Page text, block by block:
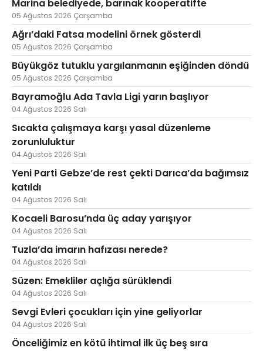
Marina belediyede, barınak kooperatifte
05 Ağustos 2026 Çarşamba
Ağrı’daki Fatsa modelini örnek gösterdi
05 Ağustos 2026 Çarşamba
Büyükgöz tutuklu yargılanmanın eşiğinden döndü
05 Ağustos 2026 Çarşamba
Bayramoğlu Ada Tavla Ligi yarın başlıyor
04 Ağustos 2026 Salı
Sıcakta çalışmaya karşı yasal düzenleme
zorunluluktur
04 Ağustos 2026 Salı
Yeni Parti Gebze’de rest çekti Darıca’da bağımsız
katıldı
04 Ağustos 2026 Salı
Kocaeli Barosu’nda üç aday yarışıyor
04 Ağustos 2026 Salı
Tuzla’da imarın hafızası nerede?
04 Ağustos 2026 Salı
Süzen: Emekliler açlığa sürüklendi
04 Ağustos 2026 Salı
Sevgi Evleri çocukları için yine geliyorlar
04 Ağustos 2026 Salı
Önceliğimiz en kötü ihtimal ilk üç beş sıra